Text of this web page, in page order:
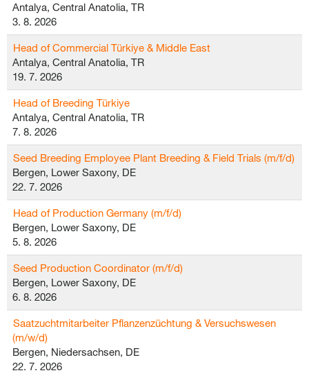
Antalya, Central Anatolia, TR
3. 8. 2026
Head of Commercial Türkiye & Middle East
Antalya, Central Anatolia, TR
19. 7. 2026
Head of Breeding Türkiye
Antalya, Central Anatolia, TR
7. 8. 2026
Seed Breeding Employee Plant Breeding & Field Trials (m/f/d)
Bergen, Lower Saxony, DE
22. 7. 2026
Head of Production Germany (m/f/d)
Bergen, Lower Saxony, DE
5. 8. 2026
Seed Production Coordinator (m/f/d)
Bergen, Lower Saxony, DE
6. 8. 2026
Saatzuchtmitarbeiter Pflanzenzüchtung & Versuchswesen
(m/w/d)
Bergen, Niedersachsen, DE
22. 7. 2026